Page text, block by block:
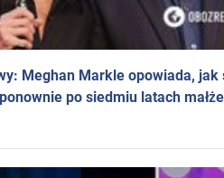
Meghan Markle opowiada, jak
po siedmiu latach